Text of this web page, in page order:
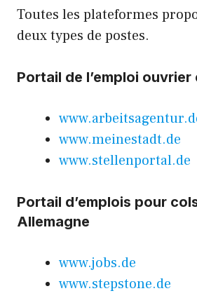
Toutes les plateformes
deux types de postes.
Portail de l’emploi ouvrier
www.meinestadt.de
www.stellenportal.de
Portail d’emplois pour
Allemagne
www.jobs.de
www.stepstone.de